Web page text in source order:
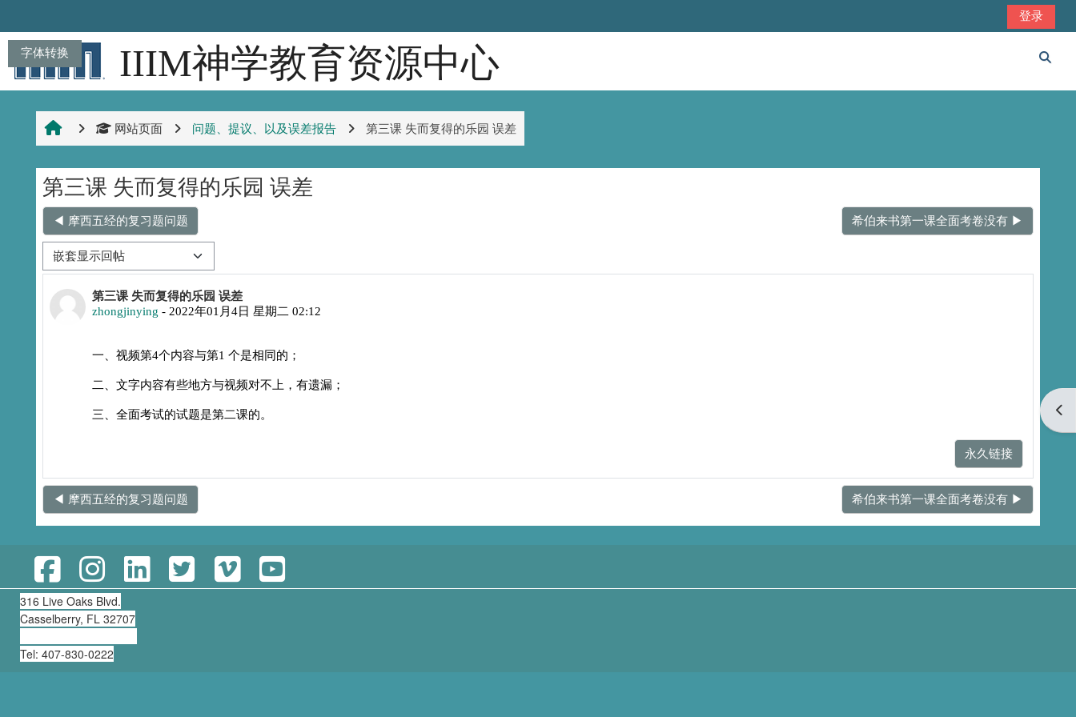
字体转换
登录
IIIM神学教育资源中心
打
网站页面 问题、提议、以及误差报告 第三课 失而复得的乐园 误差
第三课 失而复得的乐园 误差
◀︎ 摩西五经的复习题问题 希伯来书第一课全面考卷没有 ▶︎
显示模式
第三课 失而复得的乐园 误差
zhongjinying - 2022年01月4日 星期二 02:12
回帖数：0
一、视频第4个内容与第1 个是相同的；
二、文字内容有些地方与视频对不上，有遗漏；
三、全面考试的试题是第二课的。
永久链接
◀︎ 摩西五经的复习题问题 希伯来书第一课全面考卷没有 ▶︎
316 Live Oaks Blvd.
Casselberry, FL 32707
Tel: 407-830-0222